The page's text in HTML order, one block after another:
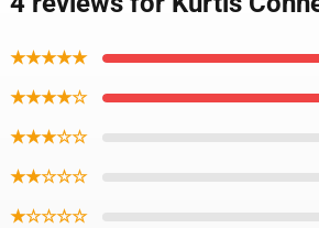
★★★★★
★★★★☆
★★★☆☆
★★☆☆☆
★☆☆☆☆